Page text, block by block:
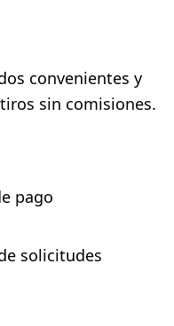
convenientes y
sin comisiones.
pago
solicitudes